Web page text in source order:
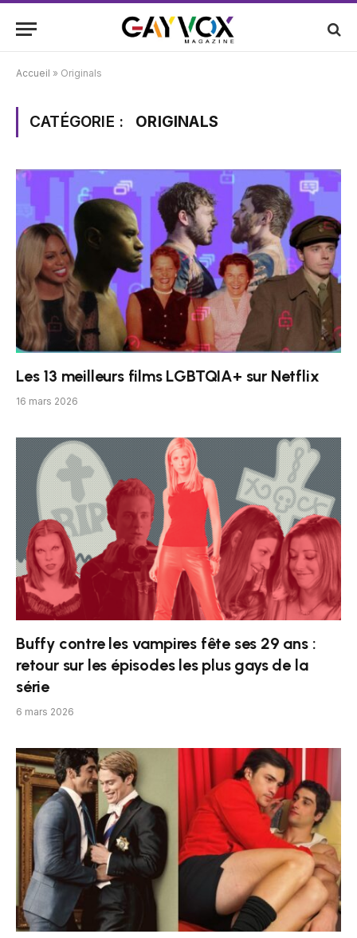
Accueil » Originals
CATÉGORIE : ORIGINALS
Les 13 meilleurs films LGBTQIA+ sur Netflix
16 mars 2026
Buffy contre les vampires fête ses 29 ans :
retour sur les épisodes les plus gays de la
série
6 mars 2026